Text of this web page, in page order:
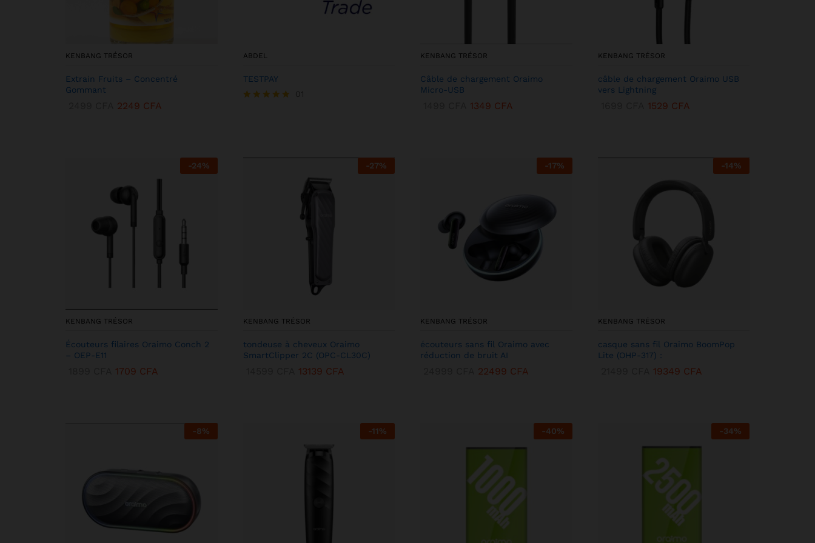
KENBANG TRÉSOR
Extrain Fruits – Concentré
Gommant
2249 CFA
ABDEL
TESTPAY
KENBANG TRÉSOR
Câble de chargement Oraimo
Micro-USB
1349 CFA
KENBANG TRÉSOR
câble de chargement Oraimo USB
vers Lightning
1529 CFA
-24%
KENBANG TRÉSOR
Écouteurs filaires Oraimo Conch 2
– OEP-E11
1709 CFA
-27%
KENBANG TRÉSOR
tondeuse à cheveux Oraimo
SmartClipper 2C (OPC-CL30C)
13139 CFA
-17%
KENBANG TRÉSOR
écouteurs sans fil Oraimo avec
réduction de bruit AI
22499 CFA
-14%
KENBANG TRÉSOR
casque sans fil Oraimo BoomPop
Lite (OHP-317) :
19349 CFA
-8% -11% -40% -34%